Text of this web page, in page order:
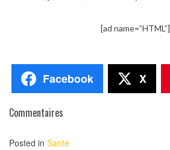
[ad name=”HTML”]
Facebook X
Commentaires
Posted in Santé